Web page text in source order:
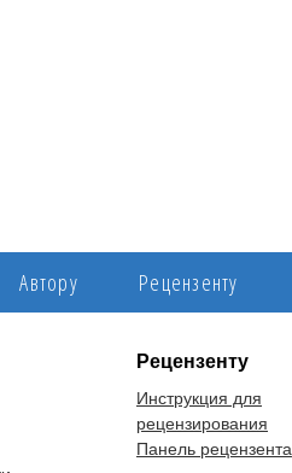
Автору Рецензенту
Рецензенту
Инструкция для
рецензирования
Панель рецензента